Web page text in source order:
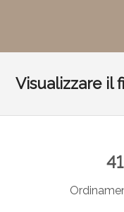
Visualizzare il
41